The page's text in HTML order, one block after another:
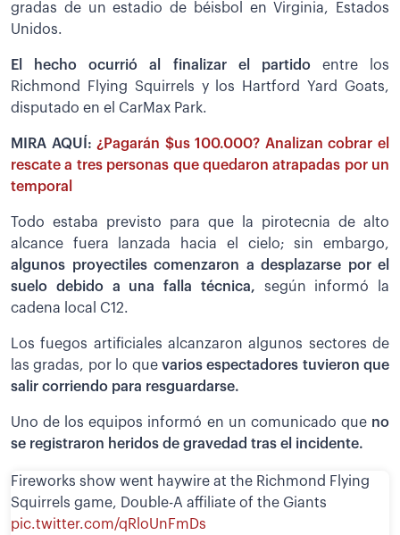
gradas de un estadio de béisbol en Virginia, Estados
Unidos.
El hecho ocurrió al finalizar el partido entre los
Richmond Flying Squirrels y los Hartford Yard Goats,
disputado en el CarMax Park.
MIRA AQUÍ: ¿Pagarán $us 100.000? Analizan cobrar el
rescate a tres personas que quedaron atrapadas por un
temporal
Todo estaba previsto para que la pirotecnia de alto
alcance fuera lanzada hacia el cielo; sin embargo,
algunos proyectiles comenzaron a desplazarse por el
suelo debido a una falla técnica, según informó la
cadena local C12.
Los fuegos artificiales alcanzaron algunos sectores de
las gradas, por lo que varios espectadores tuvieron que
salir corriendo para resguardarse.
Uno de los equipos informó en un comunicado que no
se registraron heridos de gravedad tras el incidente.
Fireworks show went haywire at the Richmond Flying
Squirrels game, Double-A affiliate of the Giants
pic.twitter.com/qRloUnFmDs